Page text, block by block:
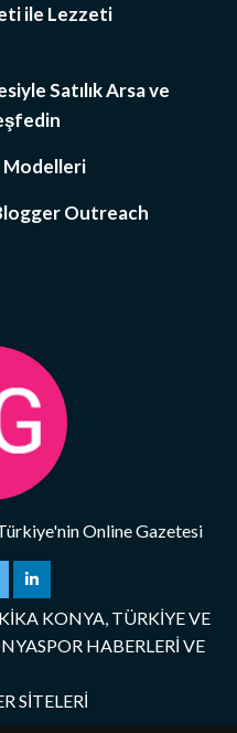
ile Lezzeti
Satılık Arsa ve
Modelleri
Outreach
Online Gazetesi
KONYA, TÜRKİYE VE
HABERLERİ VE
SİTELERİ